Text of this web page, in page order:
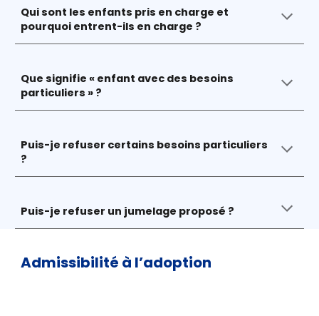
Qui sont les enfants pris en charge et
pourquoi entrent-ils en charge ?
Que signifie « enfant avec des besoins
particuliers » ?
Puis-je refuser certains besoins particuliers
?
Puis-je refuser un jumelage proposé ?
Admissibilité à l’adoption